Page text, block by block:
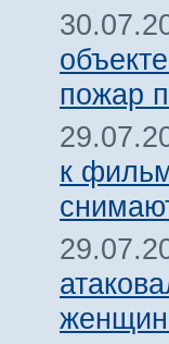
пожар
к